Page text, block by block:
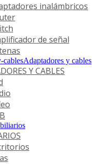
inalámbricos
de señal
Adaptadores y cables
Y CABLES